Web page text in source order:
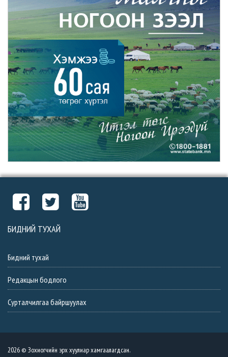
БИДНИЙ ТУХАЙ
Бидний тухай
Редакцын бодлого
Сурталчилгаа байршуулах
2026 © Зохиогчийн эрх хуулиар хамгаалагдсан.